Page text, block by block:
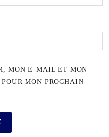
MON E-MAIL ET MON
MON PROCHAIN